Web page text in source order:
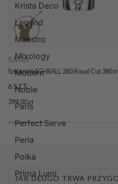
Krista Deco
Legend
Maestro
Mixology
Modern
Noble
Paris
Perfect Serve
Perla
Polka
Prima Lumi
SAGA
Szklanki HIGHBALL 380 Royal Cut 380 ml
6 SZT.
399,00 zł
JAK DŁUGO TRWA